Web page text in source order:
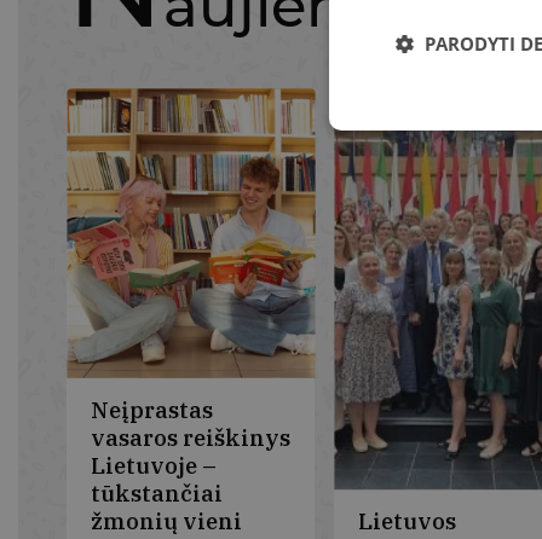
Neįprastas
vasaros reiškinys
Lietuvoje –
tūkstančiai
žmonių vieni
Lietuvos
PARODYTI